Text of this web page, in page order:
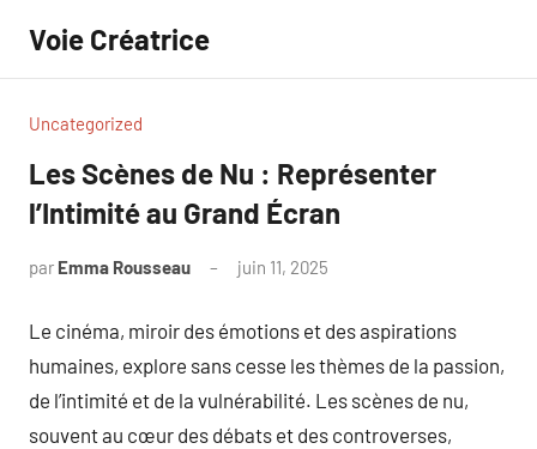
contenu
Voie Créatrice
Uncategorized
Les Scènes de Nu : Représenter
l’Intimité au Grand Écran
par Emma Rousseau juin 11, 2025
Le cinéma, miroir des émotions et des aspirations
humaines, explore sans cesse les thèmes de la passion,
de l’intimité et de la vulnérabilité. Les scènes de nu,
souvent au cœur des débats et des controverses,